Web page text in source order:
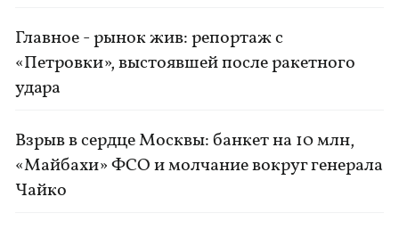
Главное - рынок жив: репортаж с
«Петровки», выстоявшей после ракетного
удара
Взрыв в сердце Москвы: банкет на 10 млн,
«Майбахи» ФСО и молчание вокруг генерала
Чайко